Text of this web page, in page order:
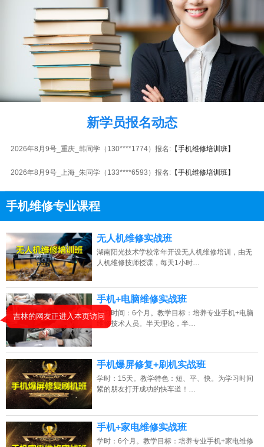
新学员报名动态
2026年8月9号_山西_刘同学（152****1497）报名: 【手机维修培训班】
2026年8月9号黑龙江陈同学（132****4057）报名: 【手机维修培训班】
2026年8月9号_福建_周同学（184****4476）报名:【手机维修培训班】
2026年8月9号_重庆_韩同学（130****1774）报名: 【手机维修培训班】
2026年8月9号_上海_朱同学（133****6593）报名: 【手机维修培训班】
2026年8月9号黑龙江谭同学（157****7287）报名:【手机维修培训班】
2026年8月9号_重庆_韩同学（134****7521）报名:【手机维修培训班】
2026年8月9号_山西_刘同学（139****1658）报名:【手机维修培训班】
2026年8月9号_安徽_卢同学（136****9091）报名:【手机维修培训班】
2026年8月9号_江西_钟同学（157****8489）报名:【手机维修培训班】
2026年8月9号_河北_陈同学（133****5746）报名:
手机维修专业课程
点击免费咨询电话： 13807313137
无人机维修实战班
湖南阳光技术学校常年开设无人机维修培训，由无
人机维修技师授课，每天1小时…
手机+电脑维修实战班
学习时间：6个月。教学目标：培养专业手机+电脑
维修技术人员。半天理论，半…
手机爆屏修复+刷机实战班
学时：15天。教学特色：短、平、快。为学习时间
紧的朋友打开成功的快车道！…
手机+家电维修实战班
学时：6个月。教学目标：培养专业手机+家电维修